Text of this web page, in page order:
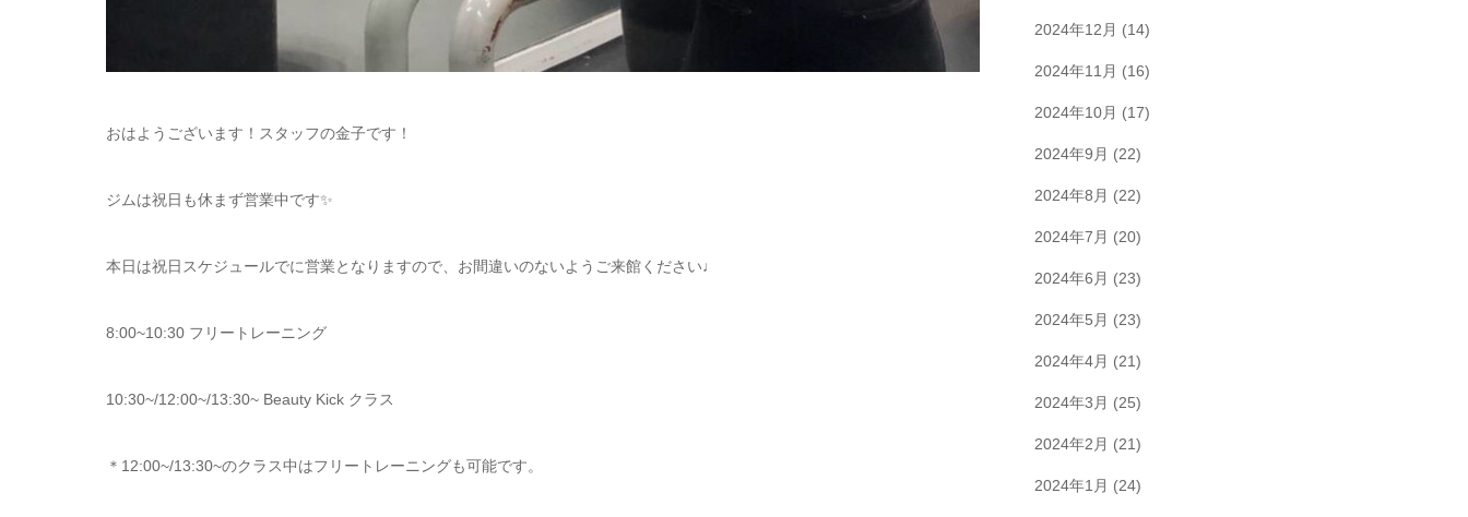
おはようございます！スタッフの金子です！
ジムは祝日も休まず営業中です✨
本日は祝日スケジュールでに営業となりますので、お間違いのないようご来館ください♩
8:00~10:30 フリートレーニング
10:30~/12:00~/13:30~ Beauty Kick クラス
＊12:00~/13:30~のクラス中はフリートレーニングも可能です。
2024年12月 (14)
2024年11月 (16)
2024年10月 (17)
2024年9月 (22)
2024年8月 (22)
2024年7月 (20)
2024年6月 (23)
2024年5月 (23)
2024年4月 (21)
2024年3月 (25)
2024年2月 (21)
2024年1月 (24)